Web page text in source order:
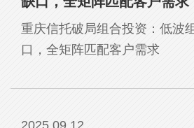
重庆信托破局组合投资：低波
口，全矩阵匹配客户需求